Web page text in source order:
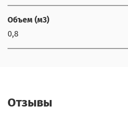
Объем (м3)
0,8
Отзывы